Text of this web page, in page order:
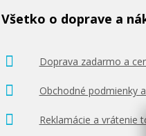
Všetko o doprave a
Doprava zadarmo a
Obchodné podmienky
Reklamácie a vrátenie